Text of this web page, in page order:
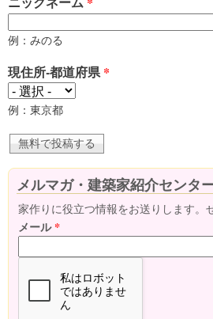
例：みのる
現住所-都道府県*
例：東京都
メルマガ・建築家紹介センタ
家作りに役立つ情報をお送りします。
メール*